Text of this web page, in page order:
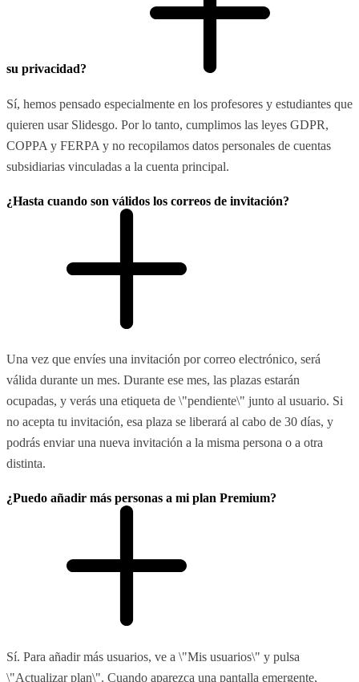
su privacidad?
Sí, hemos pensado especialmente en los profesores y estudiantes que
quieren usar Slidesgo. Por lo tanto, cumplimos las leyes GDPR,
COPPA y FERPA y no recopilamos datos personales de cuentas
subsidiarias vinculadas a la cuenta principal.
¿Hasta cuando son válidos los correos de invitación?
Una vez que envíes una invitación por correo electrónico, será
válida durante un mes. Durante ese mes, las plazas estarán
ocupadas, y verás una etiqueta de \"pendiente\" junto al usuario. Si
no acepta tu invitación, esa plaza se liberará al cabo de 30 días, y
podrás enviar una nueva invitación a la misma persona o a otra
distinta.
¿Puedo añadir más personas a mi plan Premium?
Sí. Para añadir más usuarios, ve a \"Mis usuarios\" y pulsa
\"Actualizar plan\". Cuando aparezca una pantalla emergente,